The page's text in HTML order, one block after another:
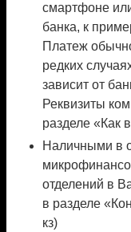
смартфоне
банка, к
Платеж
редких
зависит от
Реквизиты
разделе «Как
Наличными в
отделений в
в разделе
кз)